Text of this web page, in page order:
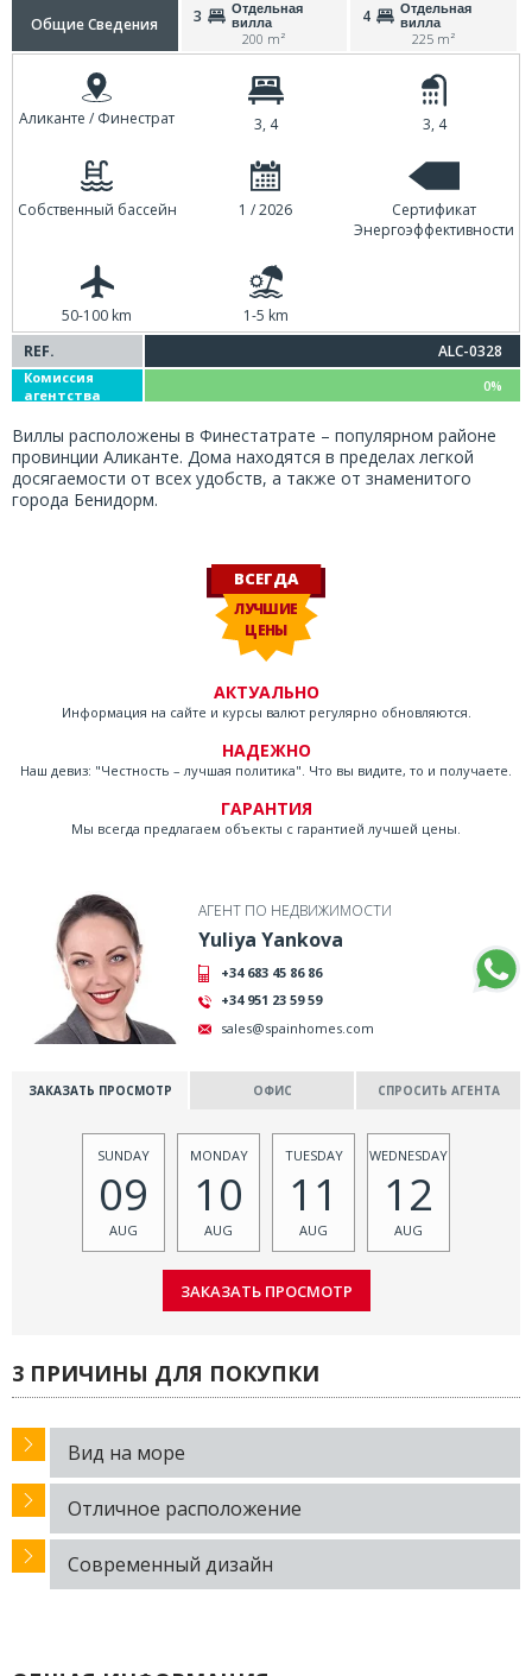
Общие Сведения 3
Отдельная
вилла
200 m²
4
Отдельная
вилла
225 m²
Аликанте / Финестрат 3, 4 3, 4
Собственный бассейн 1 / 2026
Сертификат
Энергоэффективности
50-100 km
1-5 km
REF.
ALC-0328
Комиссия
агентства
0%
Виллы расположены в Финестатрате – популярном районе
провинции Аликанте. Дома находятся в пределах легкой
досягаемости от всех удобств, а также от знаменитого
города Бенидорм.
ВСЕГДА
ЛУЧШИЕ
ЦЕНЫ
АКТУАЛЬНО
Информация на сайте и курсы валют регулярно обновляются.
НАДЕЖНО
Наш девиз: "Честность – лучшая политика". Что вы видите, то и получаете.
ГАРАНТИЯ
Мы всегда предлагаем объекты с гарантией лучшей цены.
АГЕНТ ПО НЕДВИЖИМОСТИ
Yuliya Yankova
+34 683 45 86 86
+34 951 23 59 59
sales@spainhomes.com
ЗАКАЗАТЬ ПРОСМОТР ОФИС СПРОСИТЬ АГЕНТА
SUNDAY
09
AUG
MONDAY
10
AUG
TUESDAY
11
AUG
WEDNESDAY
12
AUG
3 ПРИЧИНЫ ДЛЯ ПОКУПКИ
Вид на море
Отличное расположение
Современный дизайн